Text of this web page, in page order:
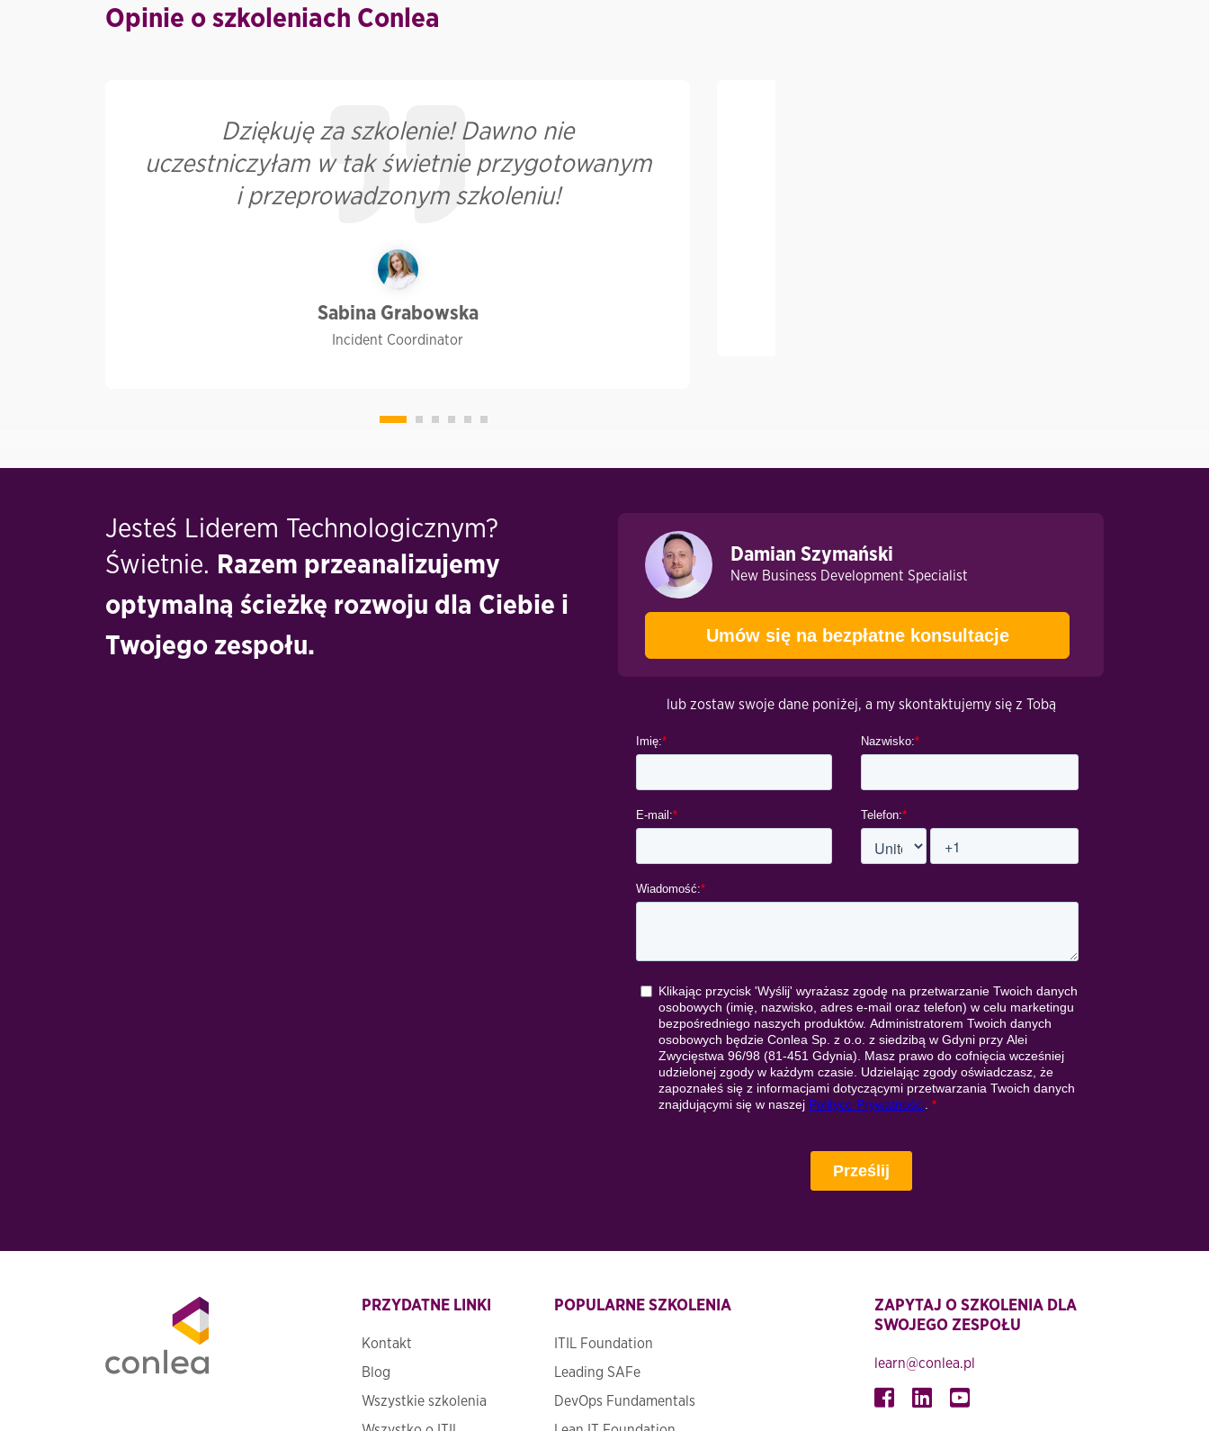
Opinie o szkoleniach Conlea
Dziękuję za szkolenie! Dawno nie
uczestniczyłam w tak świetnie przygotowanym
i przeprowadzonym szkoleniu!
Sabina Grabowska
Incident Coordinator
Jesteś Liderem Technologicznym?
Świetnie. Razem przeanalizujemy
optymalną ścieżkę rozwoju dla Ciebie i
Twojego zespołu.
Damian Szymański
New Business Development Specialist
Umów się na bezpłatne konsultacje
lub zostaw swoje dane poniżej, a my skontaktujemy się z Tobą
PRZYDATNE LINKI
Kontakt
Blog
Wszystkie szkolenia
POPULARNE SZKOLENIA
ITIL Foundation
Leading SAFe
DevOps Fundamentals
ZAPYTAJ O SZKOLENIA DLA
SWOJEGO ZESPOŁU
learn@conlea.pl